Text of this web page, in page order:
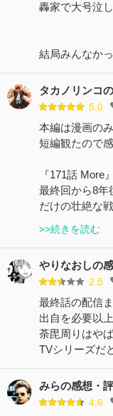
轟家で大号泣し
結局みんなか
タカノリンコ
5.0
本編は漫画の
短編観たので感
『171話 More』
最終回から8年
だけの壮絶な
>>続きを読む
やりなおしの
2.5
最終話の配信
出自を必要以
荼毘周りはや
TVシリーズだ
みらの感想・
4.6